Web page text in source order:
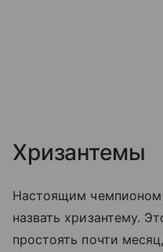
Хризантемы
Настоящим
назвать хризантему.
простоять почти